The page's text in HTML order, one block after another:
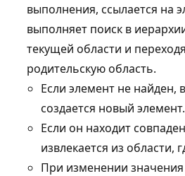
выполнения, ссылается на
выполняет поиск в
текущей области и
родительскую область.
Если элемент не найден,
создается новый элемент.
Если он находит
извлекается из области,
При изменении значения